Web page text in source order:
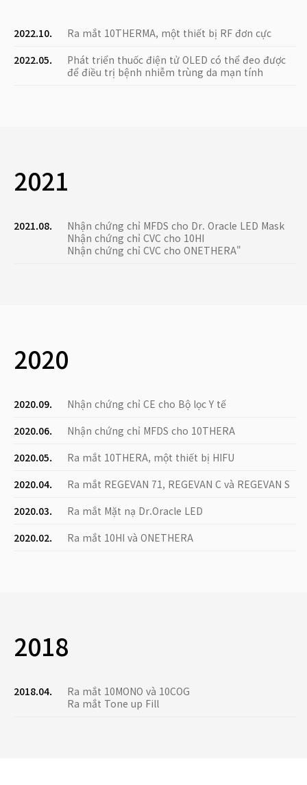
2022.10.
Ra mắt 10THERMA, một thiết bị RF đơn cực
2022.05.
Phát triển thuốc điện tử OLED có thể đeo được
để điều trị bệnh nhiễm trùng da mạn tính
2021
2021.08.
Nhận chứng chỉ MFDS cho Dr. Oracle LED Mask
Nhận chứng chỉ CVC cho 10HI
Nhận chứng chỉ CVC cho ONETHERA"
2020
2020.09.
Nhận chứng chỉ CE cho Bộ lọc Y tế
2020.06.
Nhận chứng chỉ MFDS cho 10THERA
2020.05.
Ra mắt 10THERA, một thiết bị HIFU
2020.04.
Ra mắt REGEVAN 71, REGEVAN C và REGEVAN S
2020.03.
Ra mắt Mặt nạ Dr.Oracle LED
2020.02.
Ra mắt 10HI và ONETHERA
2018
2018.04.
Ra mắt 10MONO và 10COG
Ra mắt Tone up Fill